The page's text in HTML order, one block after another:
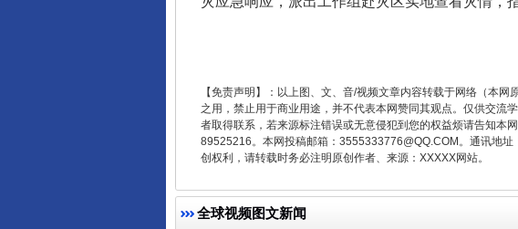
【免责声明】：以上图、文、音/视频文章内容转载于网络（本
之用，禁止用于商业用途，并不代表本网赞同其观点。仅供交流
者取得联系，若来源标注错误或无意侵犯到您的权益烦请告知
89525216。本网投稿邮箱：3555333776@QQ.COM。通讯地
创权利，请转载时务必注明原创作者、来源：XXXXX网站。
全球视频图文新闻
千年窑火 生生不息